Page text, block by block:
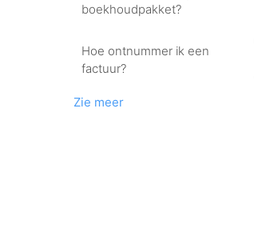
boekhoudpakket?
Hoe ontnummer ik een
factuur?
Zie meer